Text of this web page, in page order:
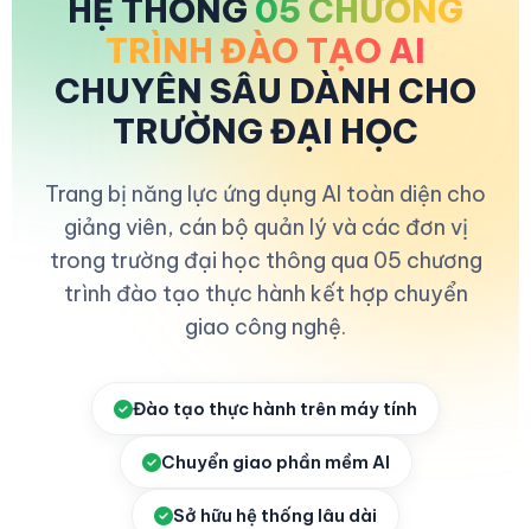
HỆ THỐNG 05 CHƯƠNG
TRÌNH ĐÀO TẠO AI
CHUYÊN SÂU DÀNH CHO
TRƯỜNG ĐẠI HỌC
Trang bị năng lực ứng dụng AI toàn diện cho
giảng viên, cán bộ quản lý và các đơn vị
trong trường đại học thông qua 05 chương
trình đào tạo thực hành kết hợp chuyển
giao công nghệ.
Đào tạo thực hành trên máy tính
Chuyển giao phần mềm AI
Sở hữu hệ thống lâu dài